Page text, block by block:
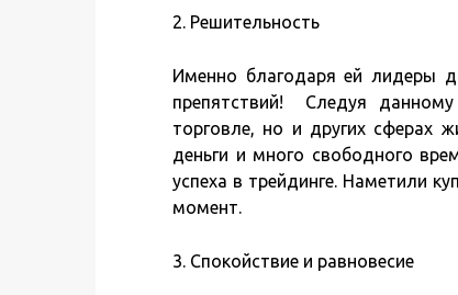
2. Решительность
Именно благодаря ей лидеры
препятствий! Следуя
торговле, но и других сферах
деньги и много свободного
успеха в трейдинге. Наметили
момент.
3. Спокойствие и равновесие